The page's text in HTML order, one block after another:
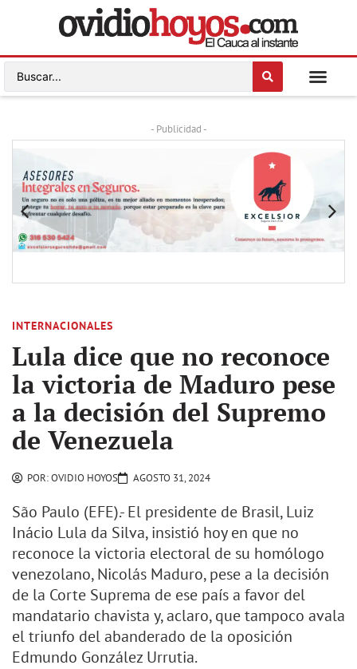
- Publicidad -
INTERNACIONALES
Lula dice que no reconoce
la victoria de Maduro pese
a la decisión del Supremo
de Venezuela
POR:OVIDIO HOYOS AGOSTO 31, 2024
São Paulo (EFE).- El presidente de Brasil, Luiz
Inácio Lula da Silva, insistió hoy en que no
reconoce la victoria electoral de su homólogo
venezolano, Nicolás Maduro, pese a la decisión
de la Corte Suprema de ese país a favor del
mandatario chavista y, aclaro, que tampoco avala
el triunfo del abanderado de la oposición
Edmundo González Urrutia.